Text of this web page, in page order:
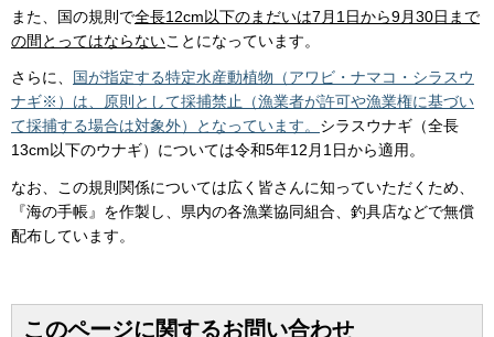
また、国の規則で全長12cm以下のまだいは7月1日から9月30日まで
の間とってはならないことになっています。
さらに、
国が指定する特定水産動植物（アワビ・ナマコ・シラスウ
ナギ※）は、原則として採捕禁止（漁業者が許可や漁業権に基づい
て採捕する場合は対象外）となっています。 シラスウナギ（全長
13cm以下のウナギ）については令和5年12月1日から適用。
なお、この規則関係については広く皆さんに知っていただくため、
『海の手帳』を作製し、県内の各漁業協同組合、釣具店などで無償
配布しています。
このページに関するお問い合わせ